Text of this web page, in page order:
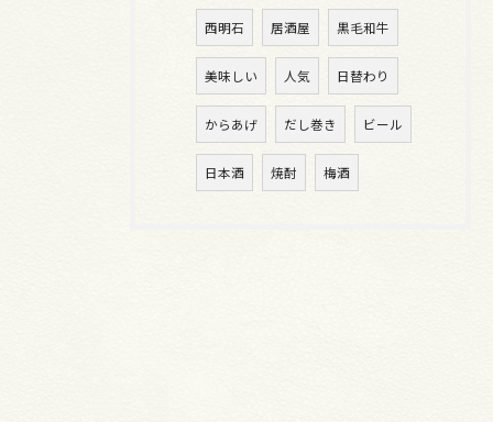
西明石 居酒屋 黒毛和牛
美味しい 人気 日替わり
からあげ だし巻き ビール
日本酒 焼酎 梅酒